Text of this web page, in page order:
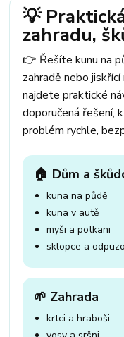
mravenci a mšice
uhlíky
uhlíky do vysavače
uhlíky parkside
uhlíky
kde sehnat uhlíky
kde
💡
zahradu,
👉 Řešíte kunu na
zahradě nebo
najdete praktické
doporučená řešení,
problém rychle,
🏠 Dům a
kuna na půdě
kuna v autě
myši a potkani
sklopce a
🌱 Zahrada
krtci a hraboši